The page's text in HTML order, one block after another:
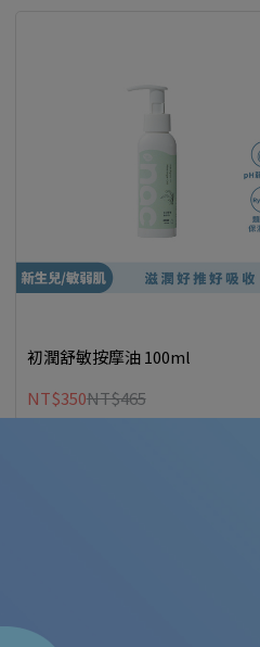
初潤舒敏按摩油 100ml
NT$350NT$465